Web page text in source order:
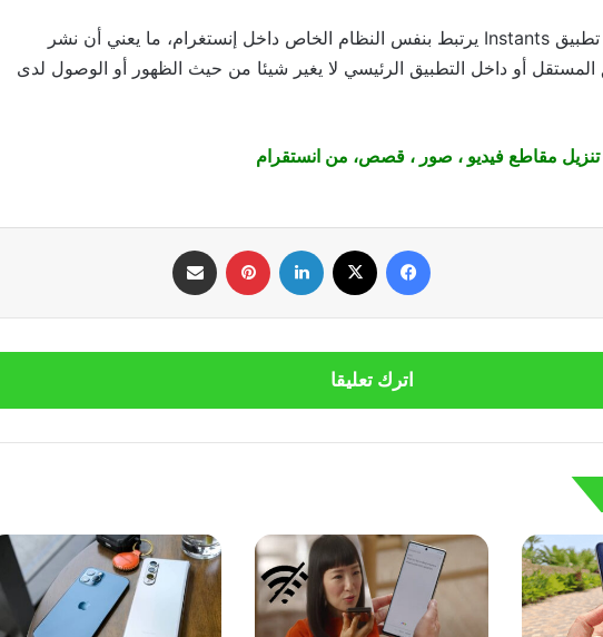
كما أكدت المنصة أن تطبيق Instants يرتبط بنفس النظام الخاص داخل إنستغرام، ما يعني أن نشر
المستقل أو داخل التطبيق الرئيسي لا يغير شيئا من حيث الظهور أو الوصول لدى
تنزيل مقاطع فيديو ، صور ، قصص، من انستقرام
اترك تعليقا